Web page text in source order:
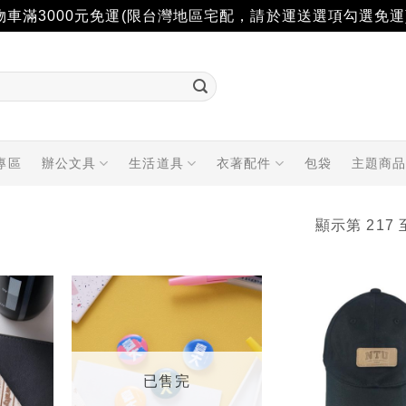
車滿3000元免運(限台灣地區宅配，請於運送選項勾選免
區 辦公文具 生活道具 衣著配件 包袋 主題商品
顯示第 217
加入
「願
「願
望輕
已售完